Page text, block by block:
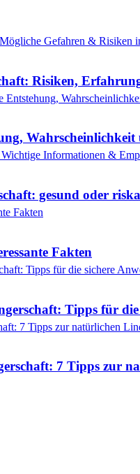
Risiken,
Wahrscheinlichkeit
gesund oder
Fakten
Tipps für
7 Tipps zur